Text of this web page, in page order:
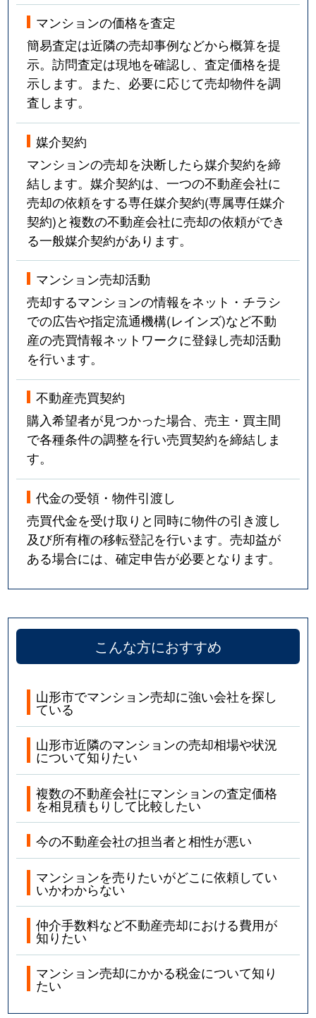
マンションの価格を査定
簡易査定は近隣の売却事例などから概算を提
示。訪問査定は現地を確認し、査定価格を提
示します。また、必要に応じて売却物件を調
査します。
媒介契約
マンションの売却を決断したら媒介契約を締
結します。媒介契約は、一つの不動産会社に
売却の依頼をする専任媒介契約(専属専任媒介
契約)と複数の不動産会社に売却の依頼ができ
る一般媒介契約があります。
マンション売却活動
売却するマンションの情報をネット・チラシ
での広告や指定流通機構(レインズ)など不動
産の売買情報ネットワークに登録し売却活動
を行います。
不動産売買契約
購入希望者が見つかった場合、売主・買主間
で各種条件の調整を行い売買契約を締結しま
す。
代金の受領・物件引渡し
売買代金を受け取りと同時に物件の引き渡し
及び所有権の移転登記を行います。売却益が
ある場合には、確定申告が必要となります。
こんな方におすすめ
山形市でマンション売却に強い会社を探し
ている
山形市近隣のマンションの売却相場や状況
について知りたい
複数の不動産会社にマンションの査定価格
を相見積もりして比較したい
今の不動産会社の担当者と相性が悪い
マンションを売りたいがどこに依頼してい
いかわからない
仲介手数料など不動産売却における費用が
知りたい
マンション売却にかかる税金について知り
たい